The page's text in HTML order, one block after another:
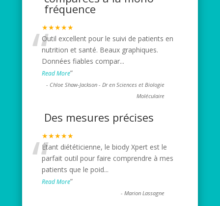
fréquence
★★★★★
“Outil excellent pour le suivi de patients en
nutrition et santé. Beaux graphiques.
Données fiables compar...
Read More”
- Chloe Shaw-Jackson - Dr en Sciences et Biologie
Moléculaire
Des mesures précises
★★★★★
“Étant diététicienne, le biody Xpert est le
parfait outil pour faire comprendre à mes
patients que le poid...
Read More”
-Marion Lassagne